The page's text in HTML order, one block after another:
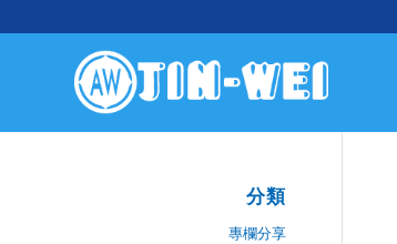
分類
專欄分享